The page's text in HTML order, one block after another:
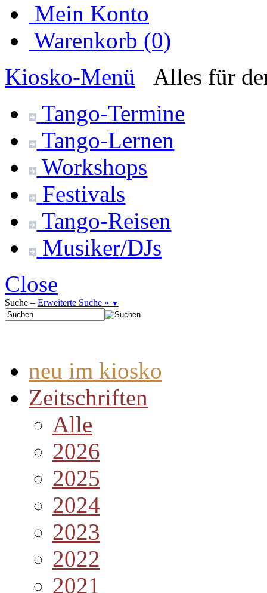
Mein Konto
Warenkorb (0)
Kiosko-Menü
Alles für
Tango-Termine
Tango-Lernen
Workshops
Festivals
Tango-Reisen
Musiker/DJs
Close
Suche – Erweiterte Suche » ▼
neu im kiosko
Zeitschriften
Alle
2026
2025
2024
2023
2022
2021